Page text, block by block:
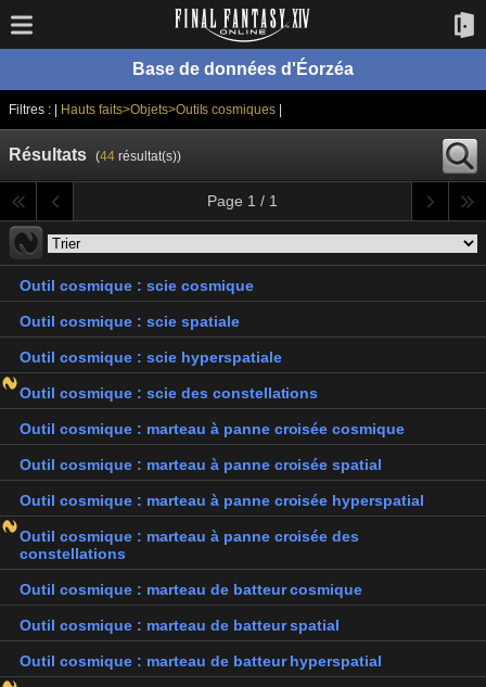
Base de données d'Éorzéa
Filtres : | Hauts faits>Objets>Outils cosmiques
Résultats (44résultat(s))
Page 1 / 1
Outil cosmique : scie cosmique
Outil cosmique : scie spatiale
Outil cosmique : scie hyperspatiale
Outil cosmique : scie des constellations
Outil cosmique : marteau à panne croisée cosmique
Outil cosmique : marteau à panne croisée spatial
Outil cosmique : marteau à panne croisée hyperspatial
Outil cosmique : marteau à panne croisée des
constellations
Outil cosmique : marteau de batteur cosmique
Outil cosmique : marteau de batteur spatial
Outil cosmique : marteau de batteur hyperspatial